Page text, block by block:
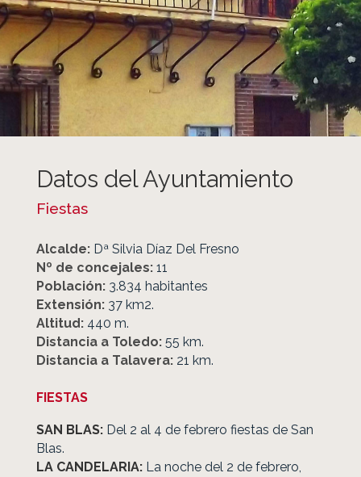
Datos del Ayuntamiento
Fiestas
Alcalde:Dª Silvia Díaz Del Fresno
Nº de concejales:11
Población:3.834 habitantes
Extensión: 37 km2.
Altitud: 440 m.
Distancia a Toledo:55 km.
Distancia a Talavera:21 km.
FIESTAS
SAN BLAS:Del 2 al 4 de febrero fiestas de San
Blas.
LA CANDELARIA: La noche del 2 de febrero,